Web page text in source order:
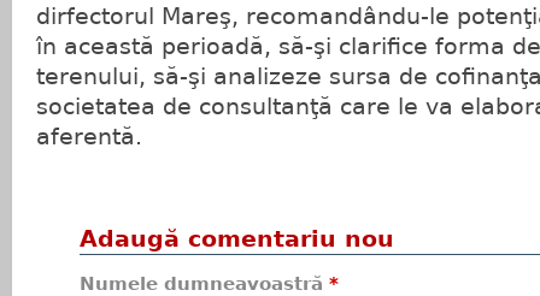
dirfectorul Mareş, recomandându-le
în această perioadă, să-şi clarifice forma
terenului, să-şi analizeze sursa de
societatea de consultanţă care le va
aferentă.
Adaugă comentariu nou
Numele dumneavoastră *